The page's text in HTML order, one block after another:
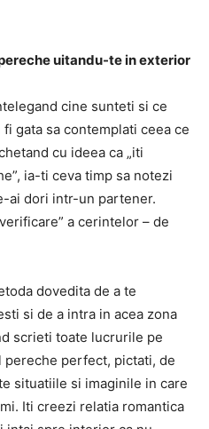
uitandu-te in exterior
cine sunteti si ce
gata sa contemplati ceea ce
cu ideea ca „iti
ia-ti ceva timp sa notezi
ai dori intr-un partener.
a cerintelor – de
dovedita de a te
si de a intra in acea zona
scrieti toate lucrurile pe
perfect, pictati, de
situatiile si imaginile in care
Iti creezi relatia romantica